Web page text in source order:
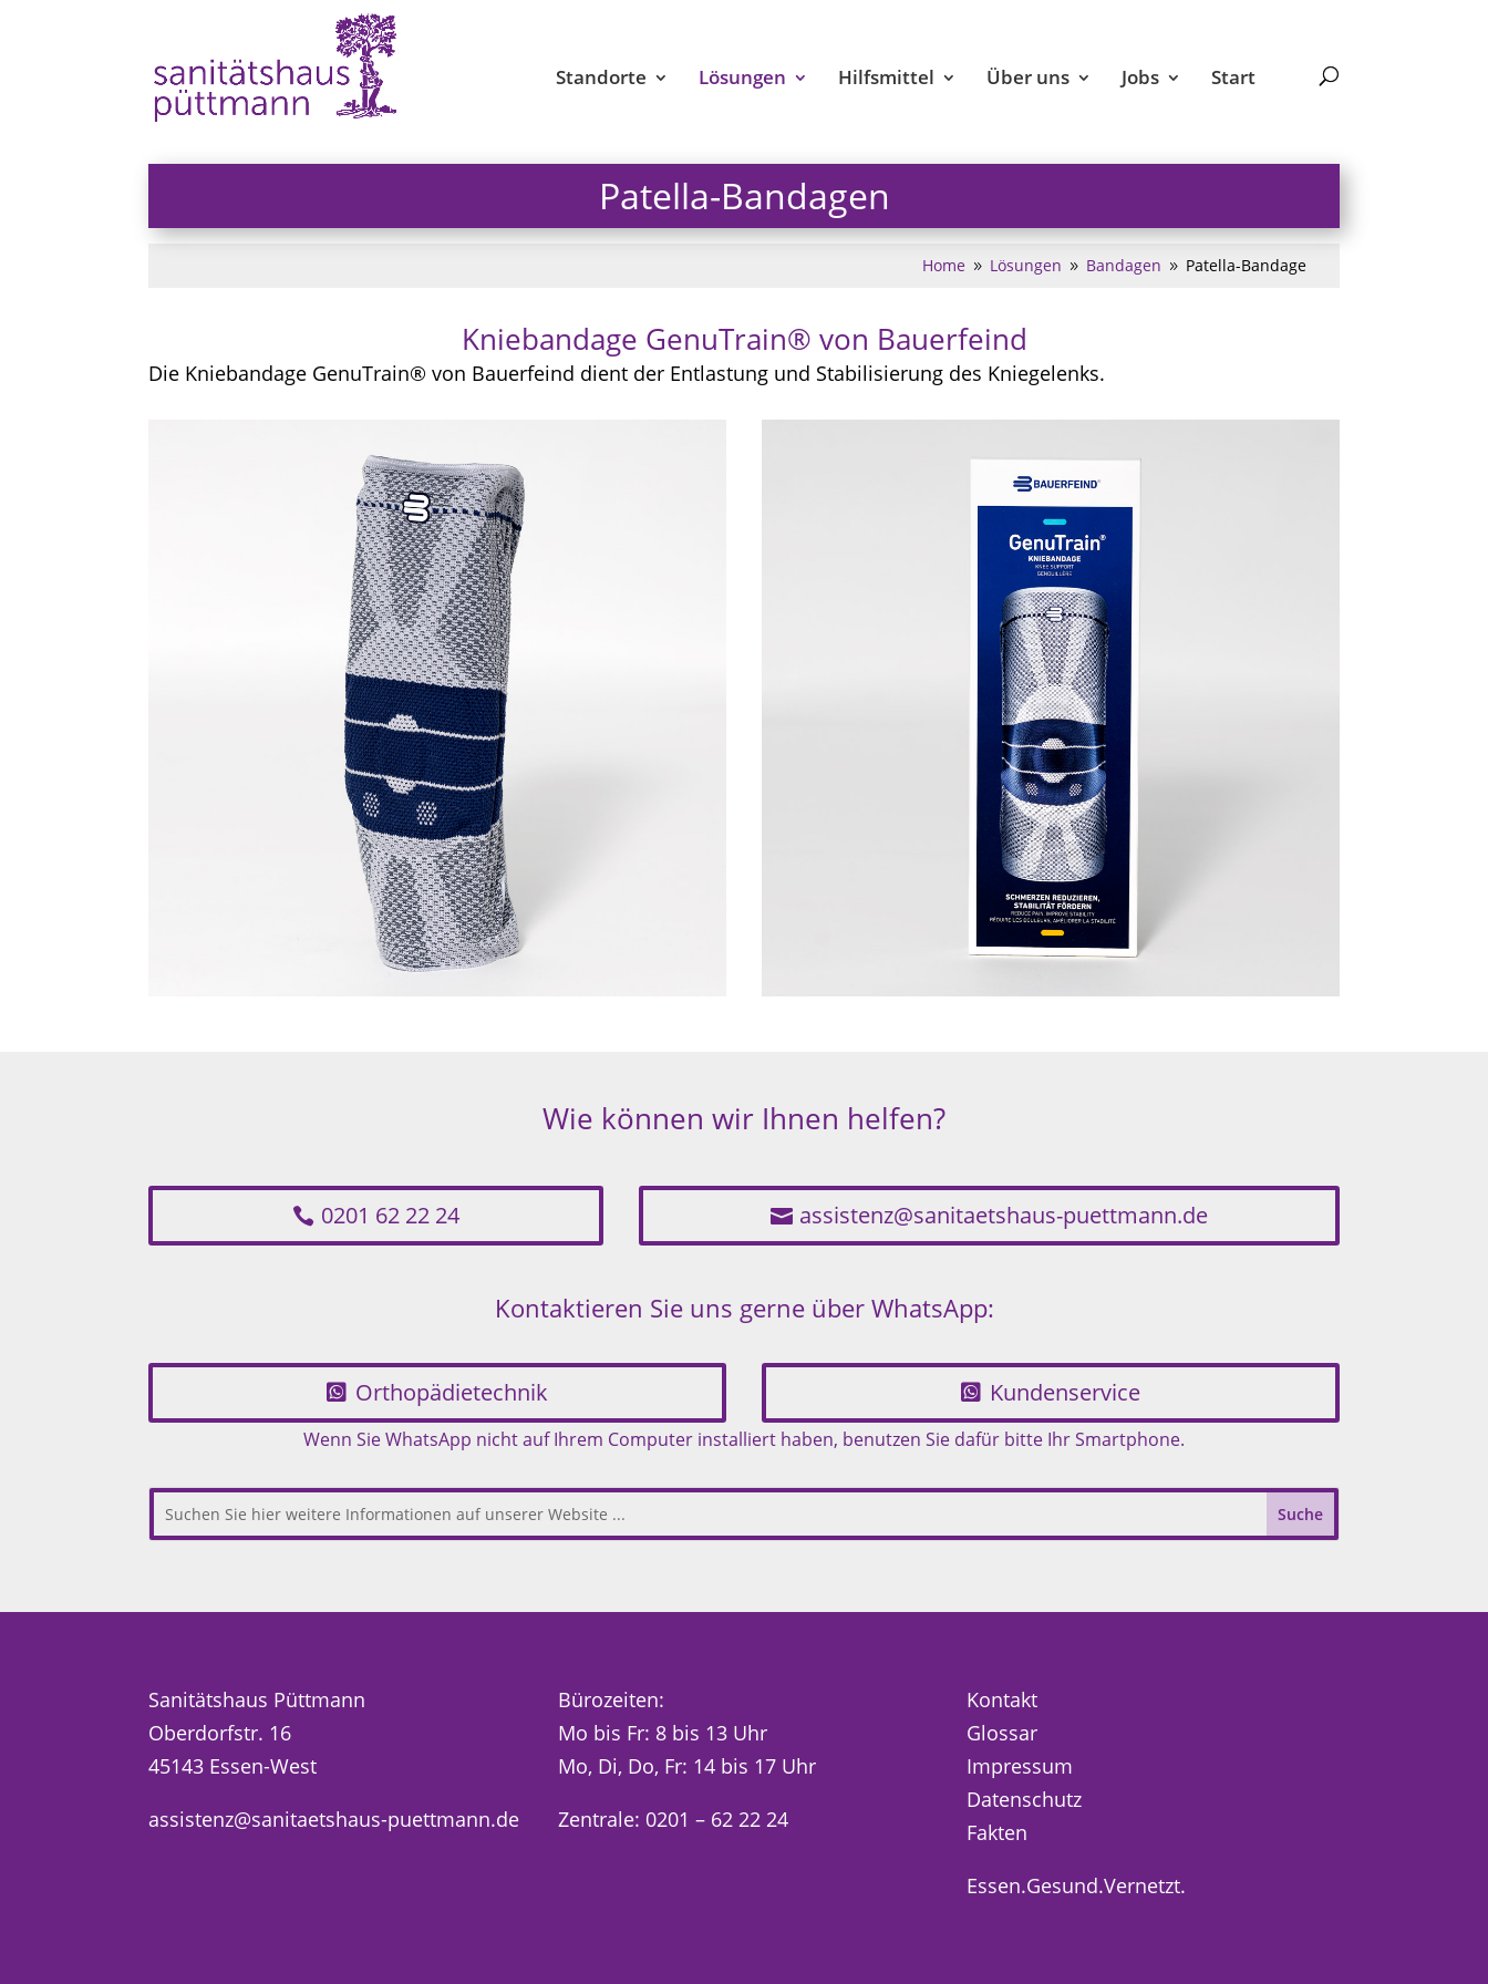
Standorte Lösungen Hilfsmittel Über uns Jobs Start
Patella-Bandagen
Home 9 Lösungen 9 Bandagen 9 Patella-Bandage
Kniebandage GenuTrain® von Bauerfeind
Die Kniebandage GenuTrain® von Bauerfeind dient der Entlastung und Stabilisierung des Kniegelenks.
Wie können wir Ihnen helfen?
0201 62 22 24 assistenz@sanitaetshaus-puettmann.de
Kontaktieren Sie uns gerne über WhatsApp:
Orthopädietechnik Kundenservice
Wenn Sie WhatsApp nicht auf Ihrem Computer installiert haben, benutzen Sie dafür bitte Ihr Smartphone.
Sanitätshaus Püttmann
Oberdorfstr. 16
45143 Essen-West
assistenz@sanitaetshaus-puettmann.de
Bürozeiten:
Mo bis Fr: 8 bis 13 Uhr
Mo, Di, Do, Fr: 14 bis 17 Uhr
Zentrale: 0201 – 62 22 24
Kontakt
Glossar
Impressum
Datenschutz
Fakten
Essen.Gesund.Vernetzt.